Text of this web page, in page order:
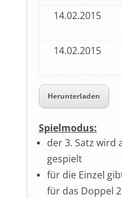
14.02.2015
14.02.2015
Herunterladen
Spielmodus:
der 3. Satz wird
gespielt
für die Einzel
für das Doppel